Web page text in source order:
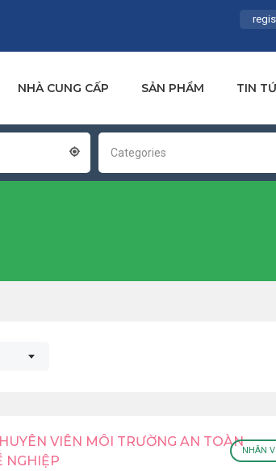
NHÀ CUNG CẤP SẢN PHẨM TIN
Categories
VIÊN MÔI TRƯỜNG AN TOÀN
NGHIỆP
NHÂN